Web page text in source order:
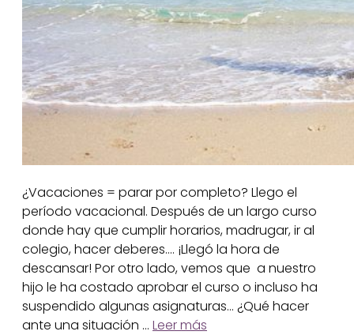
¿Vacaciones = parar por completo? Llego el
período vacacional. Después de un largo curso
donde hay que cumplir horarios, madrugar, ir al
colegio, hacer deberes…. ¡Llegó la hora de
descansar! Por otro lado, vemos que a nuestro
hijo le ha costado aprobar el curso o incluso ha
suspendido algunas asignaturas… ¿Qué hacer
ante una situación … Leer más